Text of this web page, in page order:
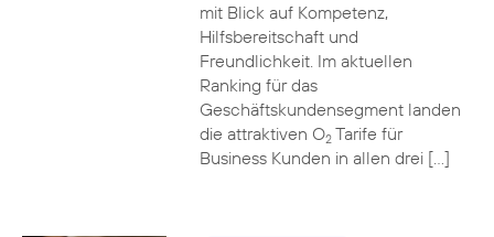
mit Blick auf Kompetenz,
Hilfsbereitschaft und
Freundlichkeit. Im aktuellen
Ranking für das
Geschäftskundensegment landen
die attraktiven O2Tarife für
Business Kunden in allen drei […]